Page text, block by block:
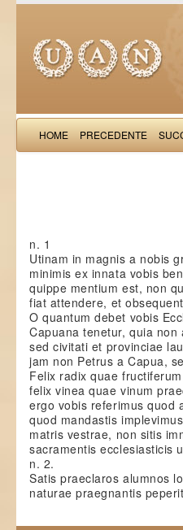
HOME PRECEDENTE
n. 1
Utinam in magnis a nobis
minimis ex innata vobis
quippe mentium est, non
fiat attendere, et
O quantum debet vobis
Capuana tenetur, quia
sed civitati et provinciae
jam non Petrus a Capua,
Felix radix quae
felix vinea quae vinum
ergo vobis referimus quod
quod mandastis
matris vestrae, non sitis
sacramentis ecclesiasticis
n. 2.
Satis praeclaros alumnos
naturae praegnantis